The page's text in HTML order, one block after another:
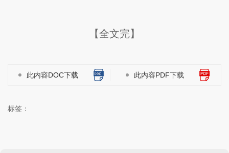
【全文完】
此内容DOC下载 此内容PDF下载
标签：